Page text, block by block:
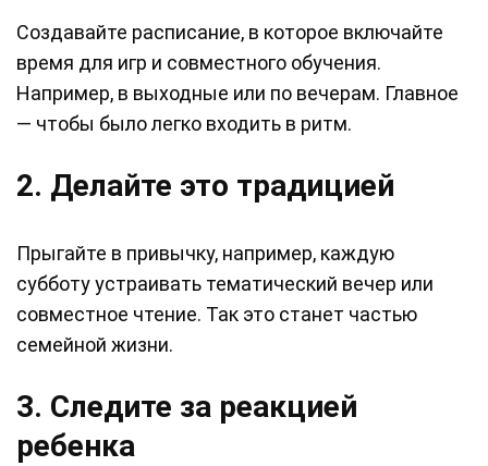
Создавайте расписание, в которое включайте
время для игр и совместного обучения.
Например, в выходные или по вечерам. Главное
— чтобы было легко входить в ритм.
2. Делайте это традицией
Прыгайте в привычку, например, каждую
субботу устраивать тематический вечер или
совместное чтение. Так это станет частью
семейной жизни.
3. Следите за реакцией
ребенка